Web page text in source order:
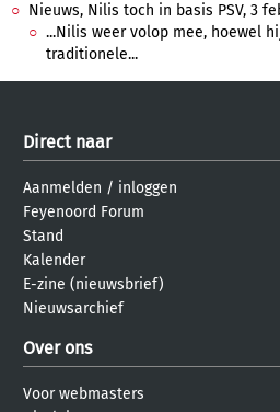
Nieuws, Nilis toch in basis PSV, 3
...Nilis weer volop mee, hoewel
traditionele...
Direct naar
Aanmelden / inloggen
Feyenoord Forum
Stand
Kalender
E-zine (nieuwsbrief)
Nieuwsarchief
Over ons
Voor webmasters